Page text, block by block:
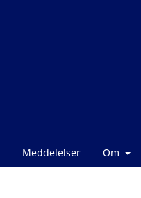
Meddelelser Om